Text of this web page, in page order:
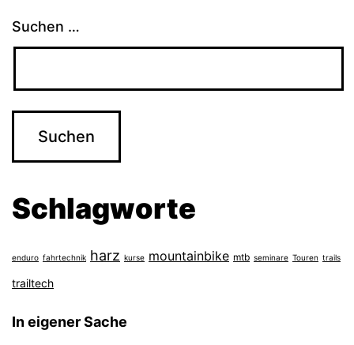
Suchen …
Schlagworte
enduro fahrtechnik harz kurse mountainbike mtb seminare Touren trails
trailtech
In eigener Sache